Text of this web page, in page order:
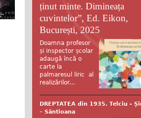
ținut minte. Dimineața
cuvintelor”, Ed. Eikon,
București, 2025
Doamna profesor
și inspector școlar
adaugă încă o
carte la
palmaresul liric al
realizărilor...
DREPTATEA din 1935. Telciu -
– Sântioana